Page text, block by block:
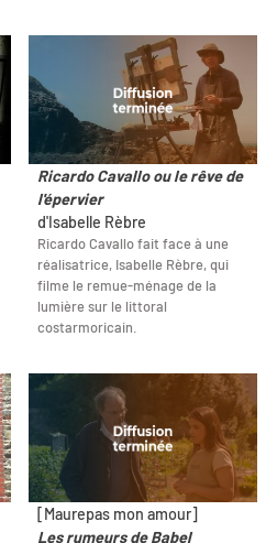
Ricardo Cavallo ou le rêve de
l'épervier
d'Isabelle Rèbre
Ricardo Cavallo fait face à une
réalisatrice, Isabelle Rèbre, qui
filme le remue-ménage de la
lumière sur le littoral
costarmoricain.
[Maurepas mon amour]
Les rumeurs de Babel